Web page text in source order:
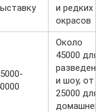
и редких
окрасов
Около
45000 для
разведения
и шоу, от
25000 для
домашнего